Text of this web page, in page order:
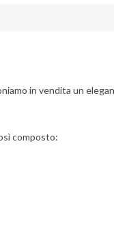
in vendita un
composto: